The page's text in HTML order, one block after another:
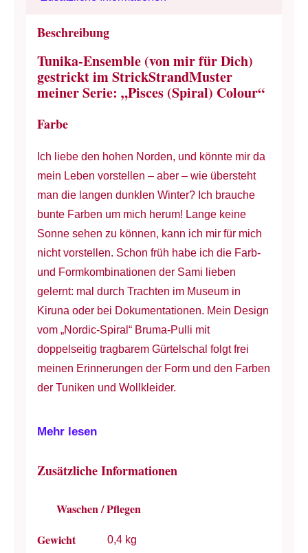
Kragen-
Schal
Portugiesische
Wolle
&
Mohair
-
Blau
&
Orange
Menge
Beschreibung
Tunika-Ensemble (von mir für Dich)
gestrickt im StrickStrandMuster
meiner Serie: „Pisces (Spiral) Colour“
Farbe
Ich liebe den hohen Norden, und könnte mir da
mein Leben vorstellen – aber – wie übersteht
man die langen dunklen Winter? Ich brauche
bunte Farben um mich herum! Lange keine
Sonne sehen zu können, kann ich mir für mich
nicht vorstellen. Schon früh habe ich die Farb-
und Formkombinationen der Sami lieben
gelernt: mal durch Trachten im Museum in
Kiruna oder bei Dokumentationen. Mein Design
vom „Nordic-Spiral“ Bruma-Pulli mit
doppelseitig tragbarem Gürtelschal folgt frei
meinen Erinnerungen der Form und den Farben
der Tuniken und Wollkleider.
Mehr lesen
Zusätzliche Informationen
Waschen / Pflegen
Gewicht
0,4 kg